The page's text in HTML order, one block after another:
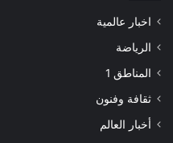
اخبار عالمية
الرياضة
المناطق 1
ثقافة وفنون
أخبار العالم